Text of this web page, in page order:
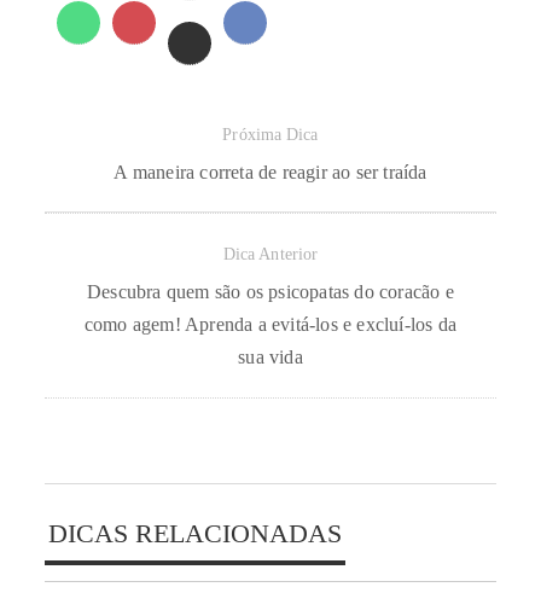
Próxima Dica
A maneira correta de reagir ao ser traída
Dica Anterior
Descubra quem são os psicopatas do coracão e
como agem! Aprenda a evitá-los e excluí-los da
sua vida
DICAS RELACIONADAS